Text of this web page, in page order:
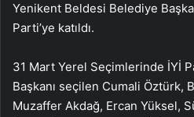
Yenikent Beldesi Belediye
Parti’ye katıldı.
31 Mart Yerel Seçimlerinde İYİ
Başkanı seçilen Cumali Öztürk,
Muzaffer Akdağ, Ercan Yüksel,